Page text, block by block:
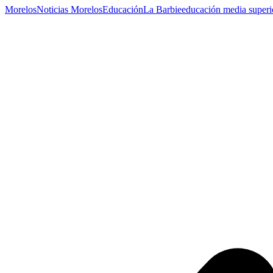
MorelosNoticias MorelosEducaciónLa Barbieeducación media